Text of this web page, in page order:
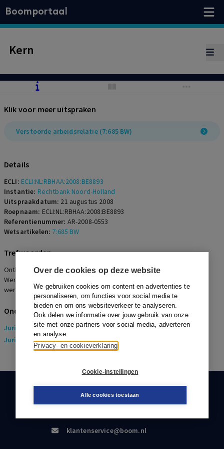
Over de cookies op deze website
We gebruiken cookies om content en advertenties te
personaliseren, om functies voor social media te
bieden en om ons websiteverkeer te analyseren.
Ook delen we informatie over jouw gebruik van onze
site met onze partners voor social media, adverteren
en analyse.
Privacy- en cookieverklaring
Cookie-instellingen
Alle cookies toestaan
Boomportaal
Kern
Klik voor meer uitspraken
Verstoorde arbeidsrelatie (7:685 BW)
Details
ECLI: ECLI:NL:RBHAA:2008:BE8893
Instantie: Rechtbank Noord-Holland
Uitspraakdatum: 21 augustus 2008
Roepnaam: ECLI:NL:RBHAA:2008:BE8893
Referentienummer: AR-2008-0553
Wetsartikelen: 7:685 BW
Trefwoorden
Ontbinding van de arbeidsovereenkomst, Arbeidsconflict,
Werknemer teleurgesteld in toekomstverwachtingen, Opstelling
werkgever, C=0,33
Onderwerpen
Juridisch> Arbeidsrecht
Juridisch> Sociaal Zekerheidsrecht
KLANTENSERVICE
klantenservice@boom.nl